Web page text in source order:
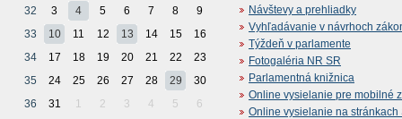
32
3 4 5 6 7 8
9
33
10 11 12 13 14 15
16
34
17 18 19 20 21 22
23
35
24 25 26 27 28 29
30
36
31 1 2 3 4 5 6
Návštevy a prehliadky
Vyhľadávanie v návrhoch
Týždeň v parlamente
Fotogaléria NR SR
Parlamentná knižnica
Online vysielanie pre mobilné
Online vysielanie na stránkach